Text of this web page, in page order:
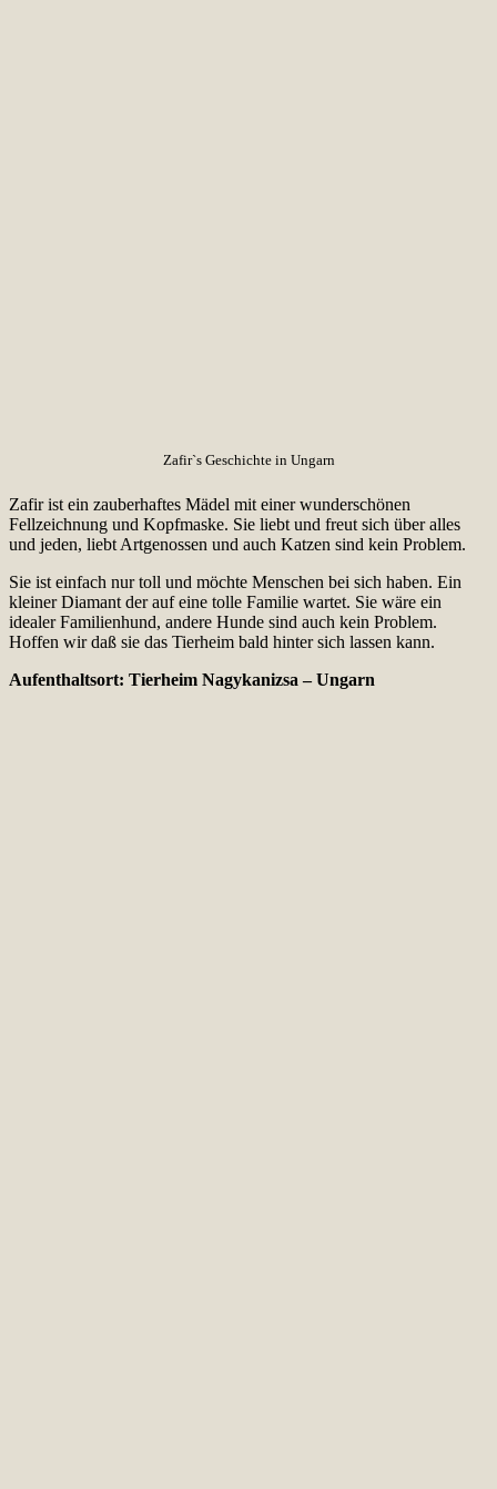
Zafir`s Geschichte in Ungarn
Zafir ist ein zauberhaftes Mädel mit einer wunderschönen
Fellzeichnung und Kopfmaske. Sie liebt und freut sich über alles
und jeden, liebt Artgenossen und auch Katzen sind kein Problem.
Sie ist einfach nur toll und möchte Menschen bei sich haben. Ein
kleiner Diamant der auf eine tolle Familie wartet. Sie wäre ein
idealer Familienhund, andere Hunde sind auch kein Problem.
Hoffen wir daß sie das Tierheim bald hinter sich lassen kann.
Aufenthaltsort: Tierheim Nagykanizsa – Ungarn